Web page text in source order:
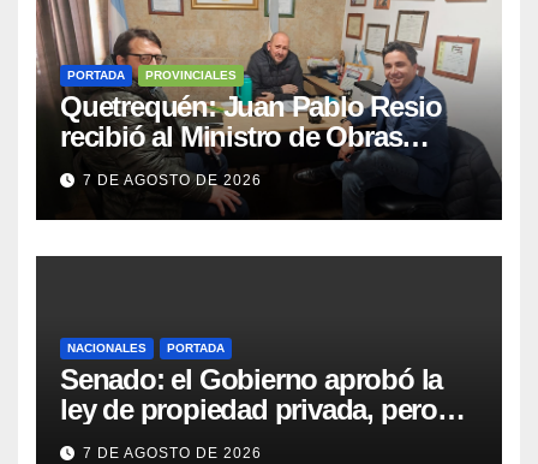
PORTADA PROVINCIALES
Quetrequén: Juan Pablo Resio
recibió al Ministro de Obras
Públicas y al Presidente de
Vialidad para recorrer la ruta a
Villa Huidobro
7 DE AGOSTO DE 2026
NACIONALES PORTADA
Senado: el Gobierno aprobó la
ley de propiedad privada, pero
tuvo que quitar otro capítulo
7 DE AGOSTO DE 2026